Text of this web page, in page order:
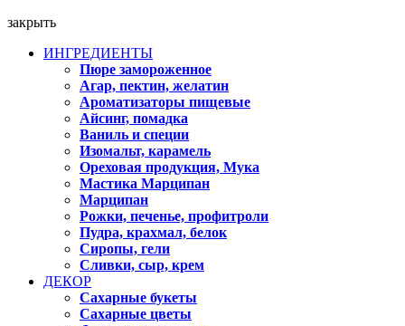
закрыть
ИНГРЕДИЕНТЫ
Пюре замороженное
Агар, пектин, желатин
Ароматизаторы пищевые
Айсинг, помадка
Ваниль и специи
Изомальт, карамель
Ореховая продукция, Мука
Мастика Марципан
Марципан
Рожки, печенье, профитроли
Пудра, крахмал, белок
Сиропы, гели
Сливки, сыр, крем
ДЕКОР
Сахарные букеты
Сахарные цветы